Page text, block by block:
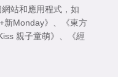
站和應用程式，如
新Monday》
《東方
親子童萌》
《經